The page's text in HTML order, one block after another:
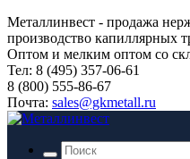
Металлинвест - продажа
производство капиллярных
Оптом и мелким оптом со
Тел: 8 (495) 357-06-61
8 (800) 555-86-67
Почта: sales@gkmetall.ru